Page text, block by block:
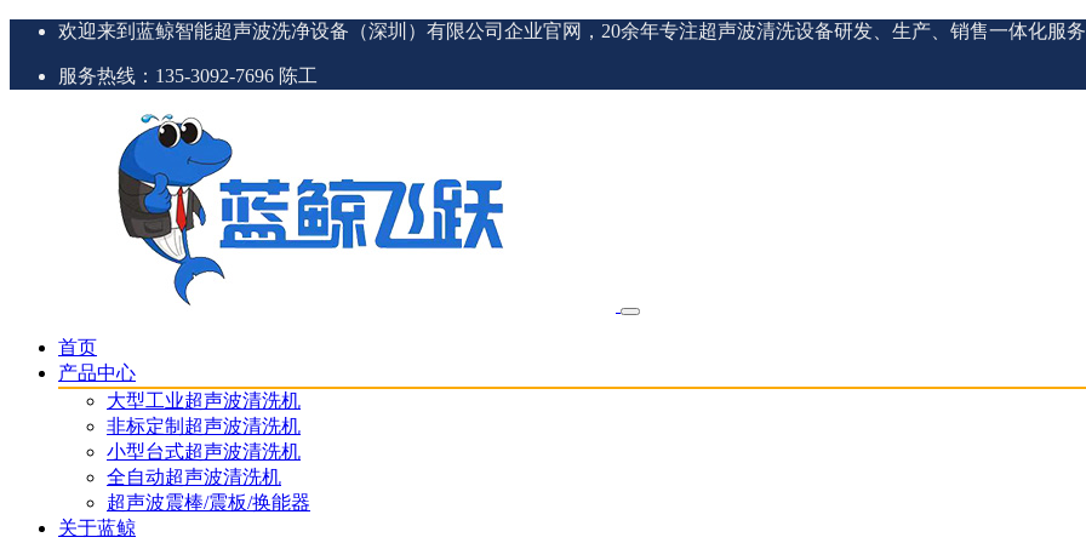
欢迎来到蓝鲸智能超声波洗净设备（深圳）有限公司企业官网，20余年专注超声波清洗设备研发、生产、销售一体化服
服务热线：135-3092-7696 陈工
首页
产品中心
大型工业超声波清洗机
非标定制超声波清洗机
小型台式超声波清洗机
全自动超声波清洗机
超声波震棒/震板/换能器
关于蓝鲸